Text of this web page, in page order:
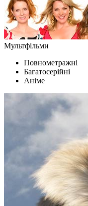
Мультфільми
Повнометражні
Багатосерійні
Аніме